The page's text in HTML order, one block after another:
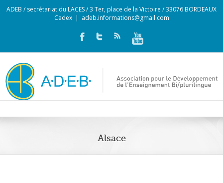
ADEB / secrétariat du LACES / 3 Ter, place de la Victoire / 33076 BORDEAUX
Cedex | adeb.informations@gmail.com
Alsace